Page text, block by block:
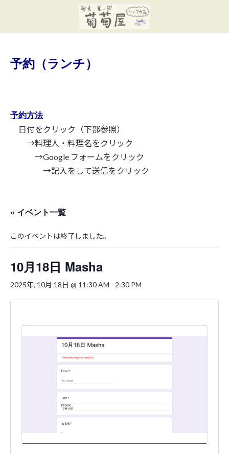
ン
ー
予約（ランチ）
予約方法
日付をクリック（下部参照）
→料理人・料理名をクリック
→Google フォームをクリック
→記入をして送信をクリック
« イベント一覧
このイベントは終了しました。
10月18日 Masha
2025年, 10月 18日 @ 11:30 AM - 2:30 PM